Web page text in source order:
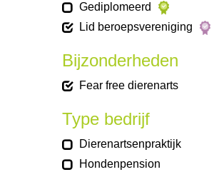
Gediplomeerd
Lid beroepsvereniging
Bijzonderheden
Fear free dierenarts
Type bedrijf
Dierenartsenpraktijk
Hondenpension